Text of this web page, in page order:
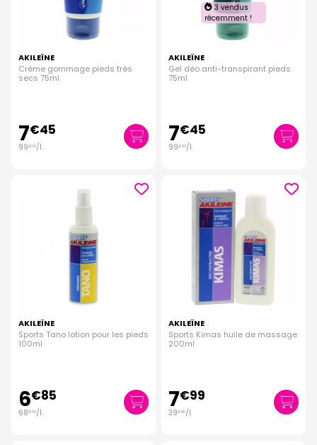
AKILEÏNE
Crème gommage pieds très
secs 75ml
7€45
99€33/l.
3 vendus
récemment !
AKILEÏNE
Gel déo anti-transpirant pieds
75ml
7€45
99€33/l.
AKILEÏNE
Sports Tano lotion pour les pieds
100ml
6€85
68€50/l.
AKILEÏNE
Sports Kimas huile de massage
200ml
7€99
39€95/l.